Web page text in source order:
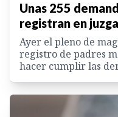
Unas 255
registran en
Ayer el pleno de
registro de padres
hacer cumplir las